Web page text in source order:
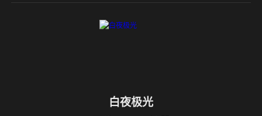
白夜极光